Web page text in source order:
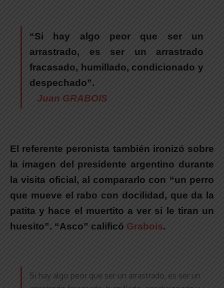
“Si hay algo peor que ser un
arrastrado, es ser un arrastrado
fracasado, humillado, condicionado y
despechado”.
Juan GRABOIS
El referente peronista también ironizó sobre
la imagen del presidente argentino durante
la visita oficial, al compararlo con “un perro
que mueve el rabo con docilidad, que da la
patita y hace el muertito a ver si le tiran un
huesito”. “Asco” calificó Grabois.
Si hay algo peor que ser un arrastrado, es ser un